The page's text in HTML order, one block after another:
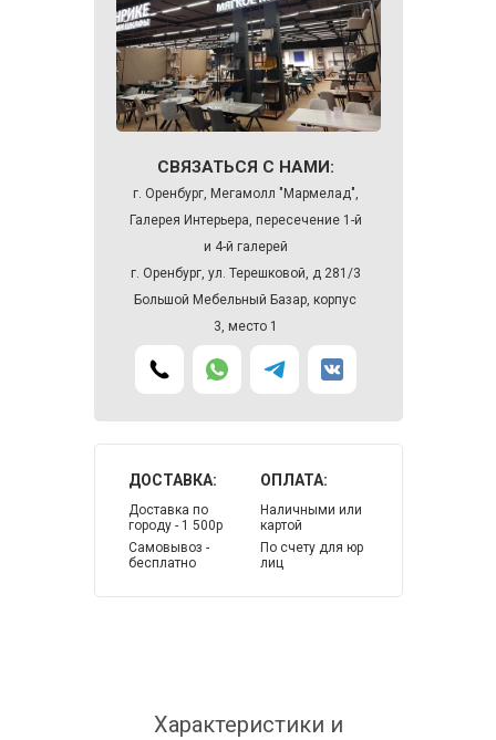
СВЯЗАТЬСЯ С НАМИ:
г. Оренбург, Мегамолл "Мармелад",
Галерея Интерьера, пересечение 1-й
и 4-й галерей
г. Оренбург, ул. Терешковой, д 281/3
Большой Мебельный Базар, корпус
3, место 1
ДОСТАВКА:
Доставка по
городу - 1 500р
Самовывоз -
бесплатно
ОПЛАТА:
Наличными или
картой
По счету для юр
лиц
Характеристики и